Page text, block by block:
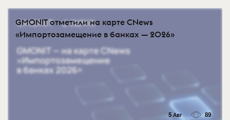
GMONIT отметили на карте CNews
«Импортозамещение в банках — 2026»
5 Авг 89